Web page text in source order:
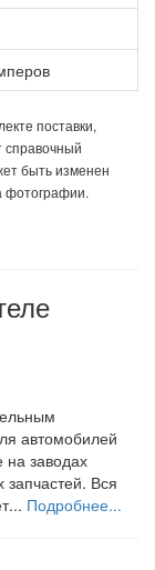
поставки,
справочный
быть изменен
фотографии.
автомобилей
заводах
Вся
Подробнее...